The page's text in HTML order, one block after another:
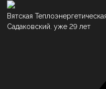
Вятская
Садаковский. уже 29 лет